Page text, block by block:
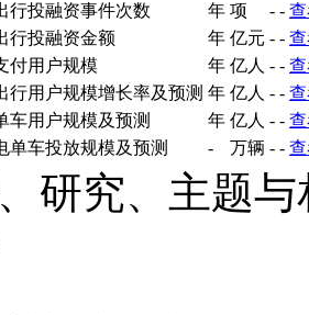
行投融资事件次数
年 项 - -
行投融资金额
年 亿元 - -
付用户规模
年 亿人 - -
行用户规模增长率及预测 年 亿人 - -
车用户规模及预测
年 亿人 - -
单车投放规模及预测
- 万辆 - -
研究、主题